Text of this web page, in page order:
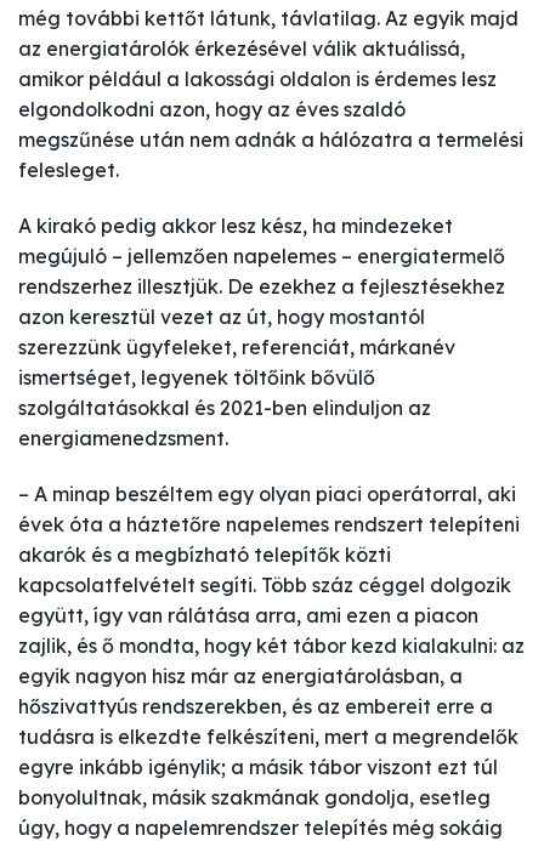
még további kettőt látunk, távlatilag. Az egyik majd
az energiatárolók érkezésével válik aktuálissá,
amikor például a lakossági oldalon is érdemes lesz
elgondolkodni azon, hogy az éves szaldó
megszűnése után nem adnák a hálózatra a termelési
felesleget.
A kirakó pedig akkor lesz kész, ha mindezeket
megújuló – jellemzően napelemes – energiatermelő
rendszerhez illesztjük. De ezekhez a fejlesztésekhez
azon keresztül vezet az út, hogy mostantól
szerezzünk ügyfeleket, referenciát, márkanév
ismertséget, legyenek töltőink bővülő
szolgáltatásokkal és 2021-ben elinduljon az
energiamenedzsment.
– A minap beszéltem egy olyan piaci operátorral, aki
évek óta a háztetőre napelemes rendszert telepíteni
akarók és a megbízható telepítők közti
kapcsolatfelvételt segíti. Több száz céggel dolgozik
együtt, így van rálátása arra, ami ezen a piacon
zajlik, és ő mondta, hogy két tábor kezd kialakulni: az
egyik nagyon hisz már az energiatárolásban, a
hőszivattyús rendszerekben, és az embereit erre a
tudásra is elkezdte felkészíteni, mert a megrendelők
egyre inkább igénylik; a másik tábor viszont ezt túl
bonyolultnak, másik szakmának gondolja, esetleg
úgy, hogy a napelemrendszer telepítés még sokáig